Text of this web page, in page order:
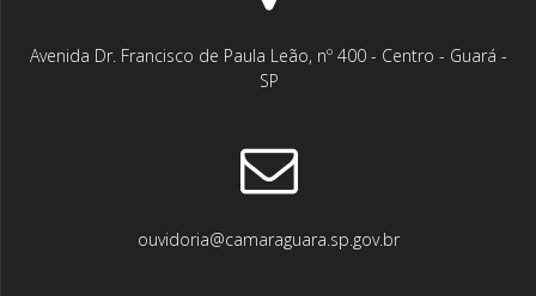
Avenida Dr. Francisco de Paula Leão, nº 400 - Centro - Guará -
SP
ouvidoria@camaraguara.sp.gov.br